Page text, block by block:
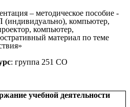
– методическое пособие -
(индивидуально), компьютер,
компьютер,
материал по теме
: группа 251 СО
учебной деятельности